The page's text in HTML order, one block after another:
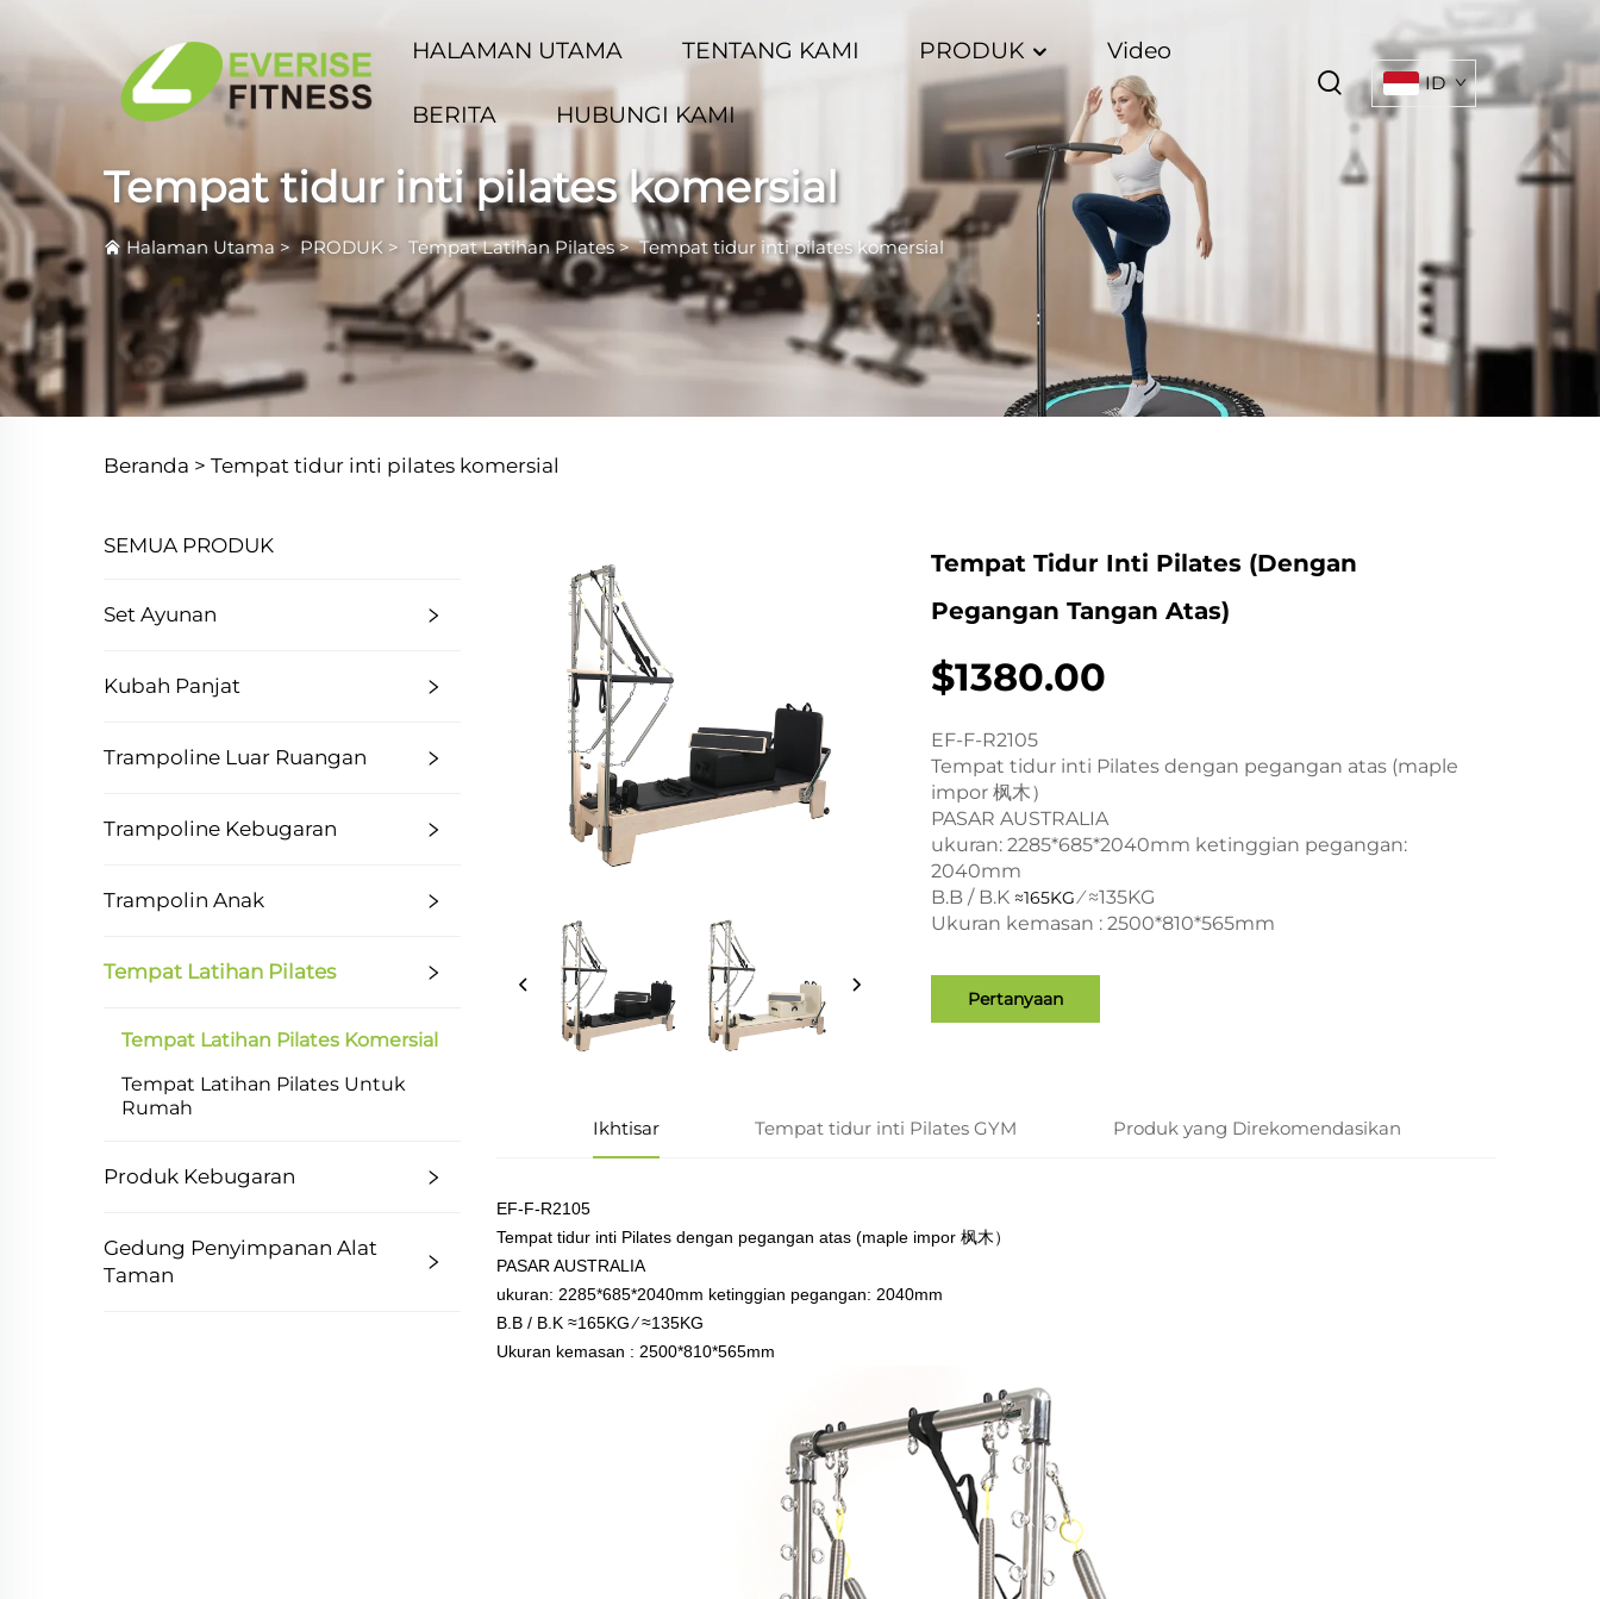
HALAMAN UTAMA TENTANG KAMI PRODUK Video
BERITA HUBUNGI KAMI
ID
Tempat tidur inti pilates komersial
Halaman Utama > PRODUK > Tempat Latihan Pilates>Tempat tidur inti pilates komersial
Beranda > Tempat tidur inti pilates komersial
SEMUA PRODUK
Set Ayunan
Kubah Panjat
Trampoline Luar Ruangan
Trampoline Kebugaran
Trampolin Anak
Tempat Latihan Pilates
Tempat Latihan Pilates Komersial
Tempat Latihan Pilates Untuk
Rumah
Produk Kebugaran
Gedung Penyimpanan Alat
Taman
Tempat Tidur Inti Pilates (dengan
Pegangan Tangan Atas)
$1380.00
EF-F-R2105
Tempat tidur inti Pilates dengan pegangan atas (maple
impor 枫木）
PASAR AUSTRALIA
ukuran: 2285*685*2040mm ketinggian pegangan:
2040mm
B.B / B.K ≈165KG⁄ ≈135KG
Ukuran kemasan : 2500*810*565mm
Pertanyaan
Ikhtisar Tempat tidur inti Pilates GYM Produk yang Direkomendasikan
EF-F-R2105
Tempat tidur inti Pilates dengan pegangan atas (maple impor 枫木）
PASAR AUSTRALIA
ukuran: 2285*685*2040mm ketinggian pegangan: 2040mm
B.B / B.K ≈165KG⁄ ≈135KG
Ukuran kemasan : 2500*810*565mm